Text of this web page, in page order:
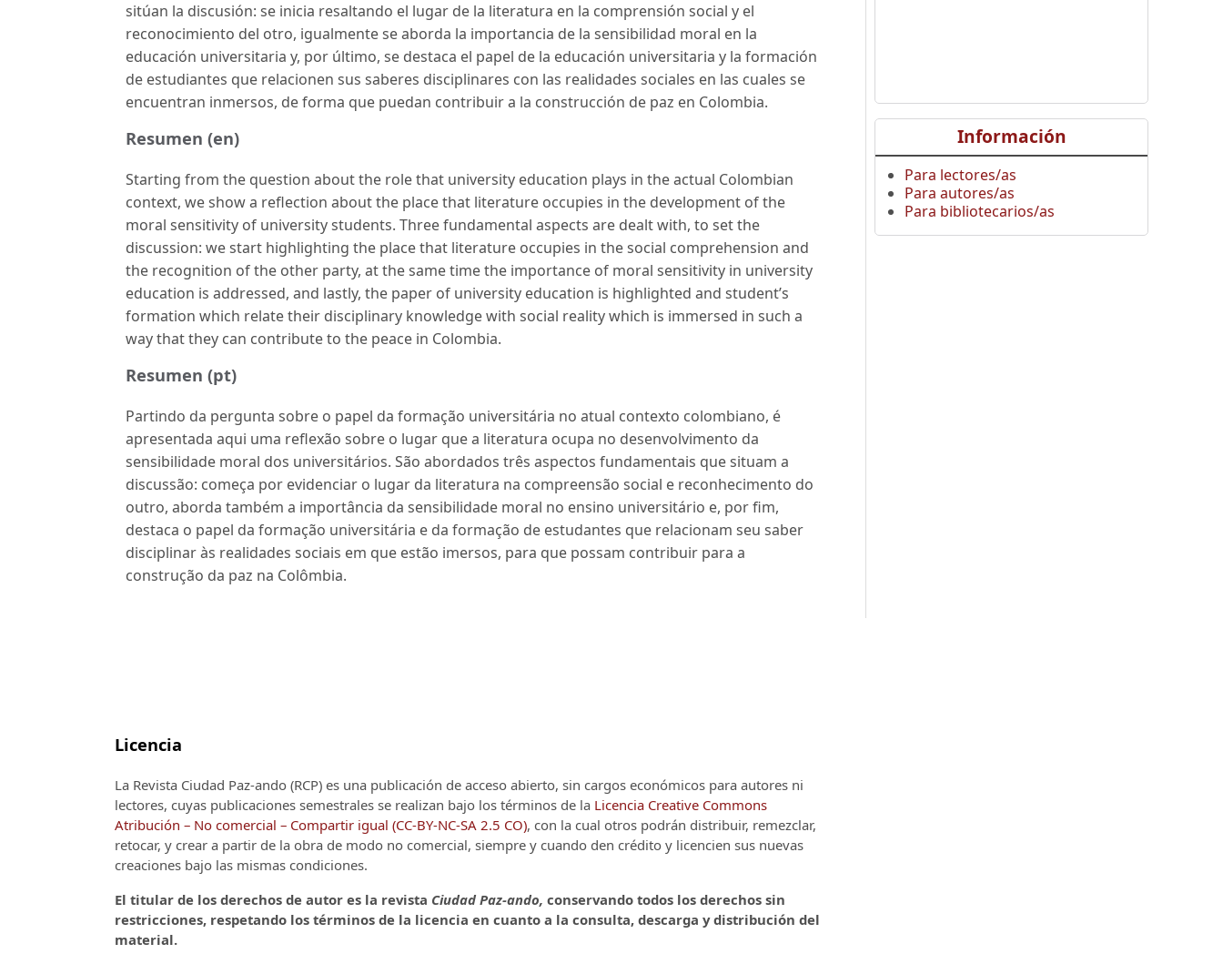
sitúan la discusión: se inicia resaltando el lugar de la literatura en la comprensión social y el
reconocimiento del otro, igualmente se aborda la importancia de la sensibilidad moral en la
educación universitaria y, por último, se destaca el papel de la educación universitaria y la formación
de estudiantes que relacionen sus saberes disciplinares con las realidades sociales en las cuales se
encuentran inmersos, de forma que puedan contribuir a la construcción de paz en Colombia.
Resumen (en)
Starting from the question about the role that university education plays in the actual Colombian
context, we show a reflection about the place that literature occupies in the development of the
moral sensitivity of university students. Three fundamental aspects are dealt with, to set the
discussion: we start highlighting the place that literature occupies in the social comprehension and
the recognition of the other party, at the same time the importance of moral sensitivity in university
education is addressed, and lastly, the paper of university education is highlighted and student’s
formation which relate their disciplinary knowledge with social reality which is immersed in such a
way that they can contribute to the peace in Colombia.
Resumen (pt)
Partindo da pergunta sobre o papel da formação universitária no atual contexto colombiano, é
apresentada aqui uma reflexão sobre o lugar que a literatura ocupa no desenvolvimento da
sensibilidade moral dos universitários. São abordados três aspectos fundamentais que situam a
discussão: começa por evidenciar o lugar da literatura na compreensão social e reconhecimento do
outro, aborda também a importância da sensibilidade moral no ensino universitário e, por fim,
destaca o papel da formação universitária e da formação de estudantes que relacionam seu saber
disciplinar às realidades sociais em que estão imersos, para que possam contribuir para a
construção da paz na Colômbia.
Licencia
La Revista Ciudad Paz-ando (RCP) es una publicación de acceso abierto, sin cargos económicos para autores ni
lectores, cuyas publicaciones semestrales se realizan bajo los términos de la Licencia Creative Commons
Atribución – No comercial – Compartir igual (CC-BY-NC-SA 2.5 CO), con la cual otros podrán distribuir, remezclar,
retocar, y crear a partir de la obra de modo no comercial, siempre y cuando den crédito y licencien sus nuevas
creaciones bajo las mismas condiciones.
El titular de los derechos de autor es la revista Ciudad Paz-ando, conservando todos los derechos sin
restricciones, respetando los términos de la licencia en cuanto a la consulta, descarga y distribución del
material.
Información
Para lectores/as
Para autores/as
Para bibliotecarios/as